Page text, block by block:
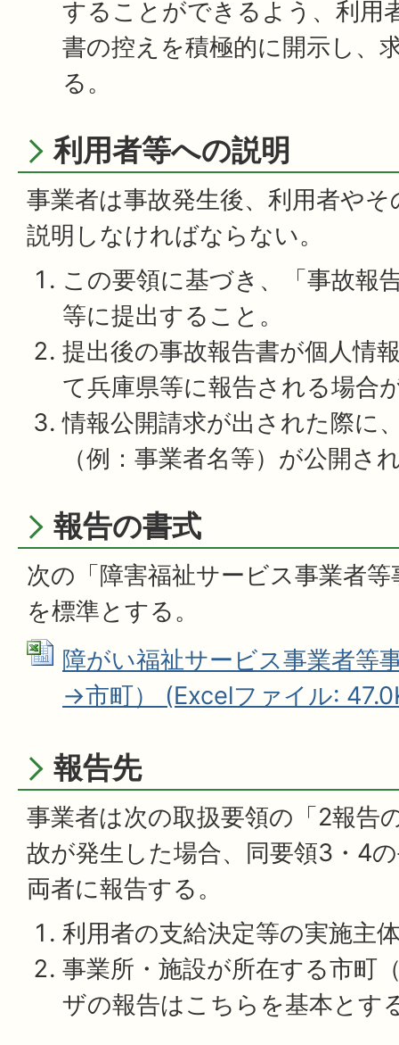
することができるよう、利用
書の控えを積極的に開示し、
る。
利用者等への説明
事業者は事故発生後、利用者や
説明しなければならない。
この要領に基づき、「事故報
等に提出すること。
提出後の事故報告書が個人情
て兵庫県等に報告される場合
情報公開請求が出された際に
（例：事業者名等）が公開さ
報告の書式
次の「障害福祉サービス事業者
を標準とする。
障がい福祉サービス事業者等
→市町） (Excelファイル:
報告先
事業者は次の取扱要領の「2報告
故が発生した場合、同要領3・4
両者に報告する。
利用者の支給決定等の実施主
事業所・施設が所在する市町
ザの報告はこちらを基本とす